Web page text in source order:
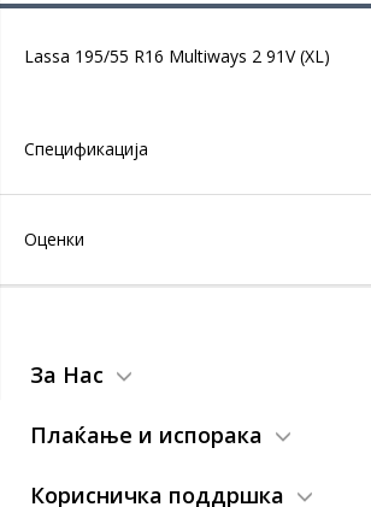
Lassa 195/55 R16 Multiways 2 91V (XL)
Спецификација
Оценки
За Нас
Плаќање и испорака
Корисничка поддршка